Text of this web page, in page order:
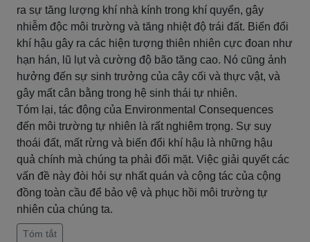
ra sự tăng lượng khí nhà kính trong khí quyển, gây
nhiễm độc môi trường và tăng nhiệt độ trái đất. Biến đổi
khí hậu gây ra các hiện tượng thiên nhiên cực đoan như
hạn hán, lũ lụt và cường độ bão tăng cao. Nó cũng ảnh
hưởng đến sự sinh trưởng của cây cối và thực vật, và
gây mất cân bằng trong hệ sinh thái tự nhiên.
Tóm lại, tác động của Environmental Consequences
đến môi trường tự nhiên là rất nghiêm trọng. Sự suy
thoái đất, mất rừng và biến đổi khí hậu là những hậu
quả chính mà chúng ta phải đối mặt. Việc giải quyết các
vấn đề này đòi hỏi sự nhất quán và cộng tác của cộng
đồng toàn cầu để bảo vệ và phục hồi môi trường tự
nhiên của chúng ta.
Tóm tắt